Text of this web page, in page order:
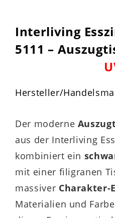
Interliving
5111 –
Hersteller/
Der moderne
aus der Interliving
kombiniert ein
mit einer filigranen
massiver Charakter-
Materialien und